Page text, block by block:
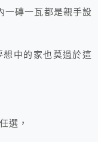
一磚一瓦都是親手設
中的家也莫過於這
選，